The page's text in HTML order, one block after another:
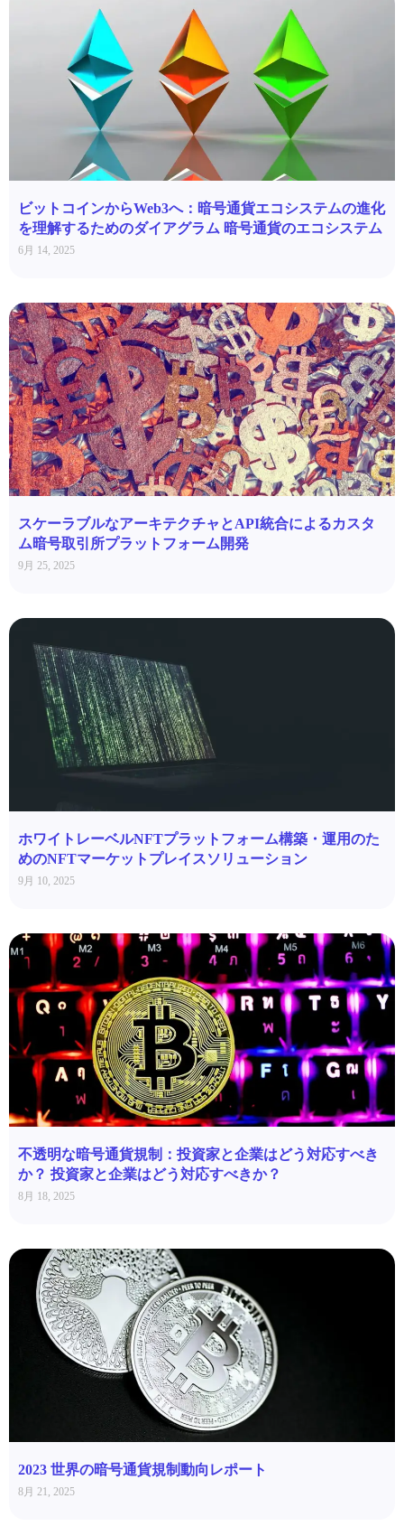
ビットコインからWeb3へ：暗号通貨エコシステムの進化
を理解するためのダイアグラム 暗号通貨のエコシステム
6月 14, 2025
スケーラブルなアーキテクチャとAPI統合によるカスタ
ム暗号取引所プラットフォーム開発
9月 25, 2025
ホワイトレーベルNFTプラットフォーム構築・運用のた
めのNFTマーケットプレイスソリューション
9月 10, 2025
不透明な暗号通貨規制：投資家と企業はどう対応すべき
か？ 投資家と企業はどう対応すべきか？
8月 18, 2025
2023 世界の暗号通貨規制動向レポート
8月 21, 2025